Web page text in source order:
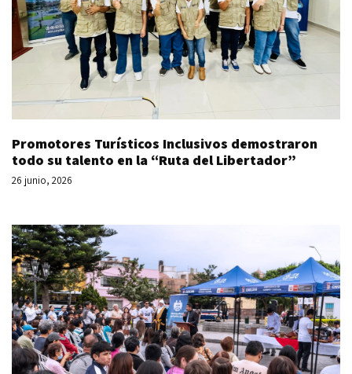
Promotores Turísticos Inclusivos demostraron
todo su talento en la “Ruta del Libertador”
26 junio, 2026